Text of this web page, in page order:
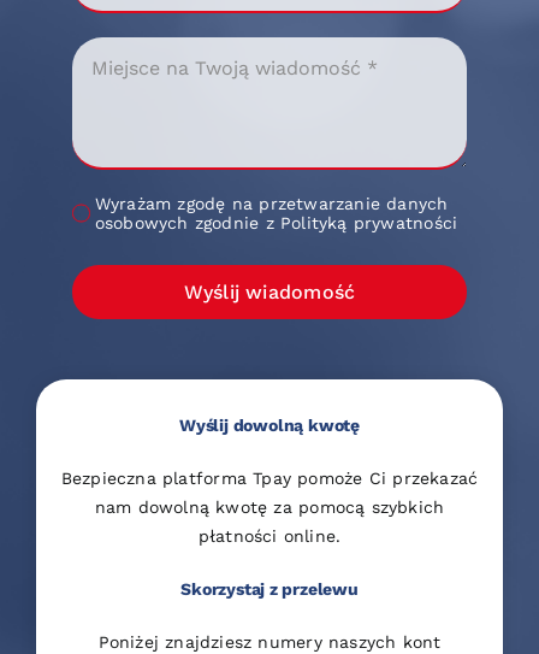
Wyrażam zgodę na przetwarzanie danych
osobowych zgodnie z Polityką prywatności
Wyślij wiadomość
Wyślij dowolną kwotę
Bezpieczna platforma Tpay pomoże Ci przekazać
nam dowolną kwotę za pomocą szybkich
płatności online.
Skorzystaj z przelewu
Poniżej znajdziesz numery naszych kont